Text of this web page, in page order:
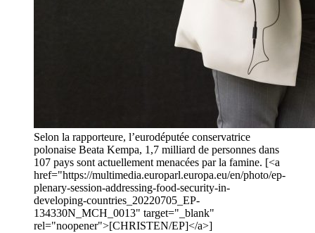
Selon la rapporteure, l’eurodéputée conservatrice
polonaise Beata Kempa, 1,7 milliard de personnes dans
107 pays sont actuellement menacées par la famine. [<a
href="https://multimedia.europarl.europa.eu/en/photo/ep-
plenary-session-addressing-food-security-in-
developing-countries_20220705_EP-
134330N_MCH_0013" target="_blank"
rel="noopener">[CHRISTEN/EP]</a>]